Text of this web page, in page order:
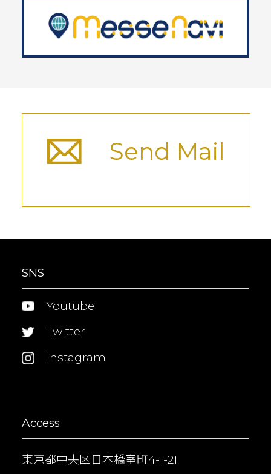
Send Mail
SNS
Youtube
Twitter
Instagram
Access
東京都中央区日本橋室町4-1-21